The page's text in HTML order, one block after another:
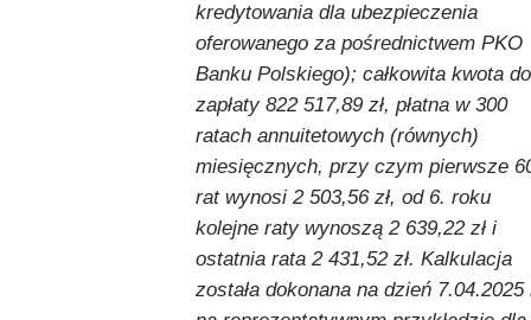
kredytowania dla ubezpieczenia
oferowanego za pośrednictwem PKO
Banku Polskiego); całkowita kwota do
zapłaty 822 517,89 zł, płatna w 300
ratach annuitetowych (równych)
miesięcznych, przy czym pierwsze
rat wynosi 2 503,56 zł, od 6. roku
kolejne raty wynoszą 2 639,22 zł i
ostatnia rata 2 431,52 zł. Kalkulacja
została dokonana na dzień 7.04.2025